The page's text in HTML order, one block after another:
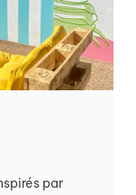
par